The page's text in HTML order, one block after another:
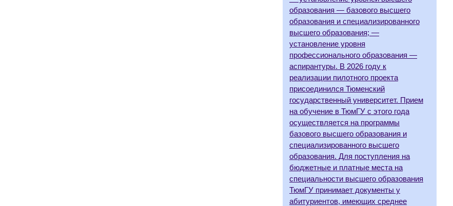
образования — базового высшего
образования и специализированного
высшего образования; —
установление уровня
профессионального образования —
аспирантуры. В 2026 году к
реализации пилотного проекта
присоединился Тюменский
государственный университет. Прием
на обучение в ТюмГУ с этого года
осуществляется на программы
базового высшего образования и
специализированного высшего
образования. Для поступления на
бюджетные и платные места на
специальности высшего образования
ТюмГУ принимает документы у
абитуриентов, имеющих среднее